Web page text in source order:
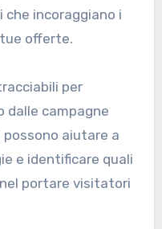
incoraggiano i
offerte.
per
dalle campagne
aiutare a
e identificare quali
portare visitatori